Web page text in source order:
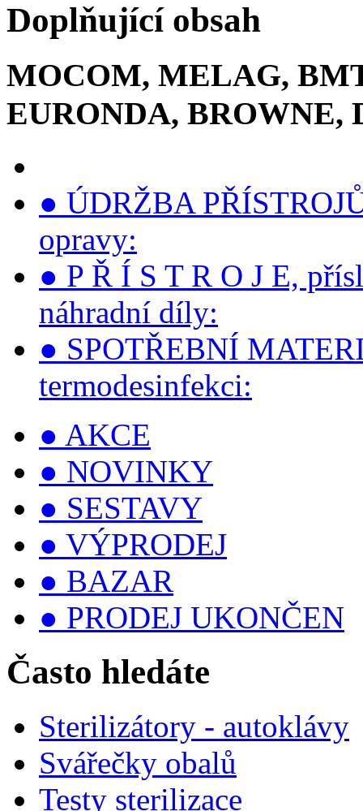
Doplňující obsah
MOCOM, MELAG,
EURONDA, BROWNE,
● ÚDRŽBA
opravy:
● P Ř Í S T R O J E,
náhradní díly:
● SPOTŘEBNÍ
termodesinfekci:
● AKCE
● NOVINKY
● SESTAVY
● VÝPRODEJ
● BAZAR
● PRODEJ UKONČEN
Často hledáte
Sterilizátory - autoklávy
Svářečky obalů
Testy sterilizace